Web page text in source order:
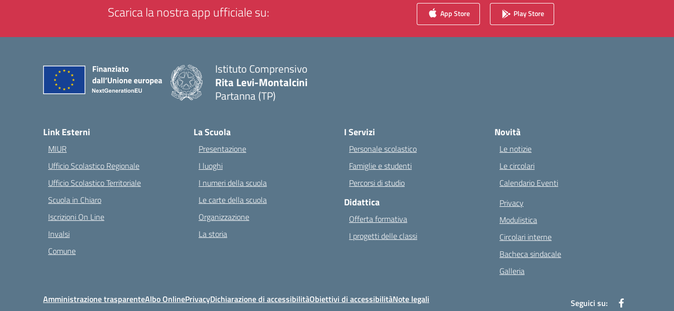
Scarica la nostra app ufficiale su: App Store Play Store
Istituto Comprensivo
Rita Levi-Montalcini
Partanna (TP)
Link Esterni
MIUR
Ufficio Scolastico Regionale
Ufficio Scolastico Territoriale
Scuola in Chiaro
Iscrizioni On Line
Invalsi
Comune
La Scuola
Presentazione
I luoghi
I numeri della scuola
Le carte della scuola
Organizzazione
La storia
I Servizi
Personale scolastico
Famiglie e studenti
Percorsi di studio
Didattica
Offerta formativa
I progetti delle classi
Novità
Le notizie
Le circolari
Calendario Eventi
Privacy
Modulistica
Circolari interne
Bacheca sindacale
Galleria
Amministrazione trasparenteAlbo OnlinePrivacyDichiarazione di accessibilitàObiettivi di accessibilitàNote legali Seguici su: